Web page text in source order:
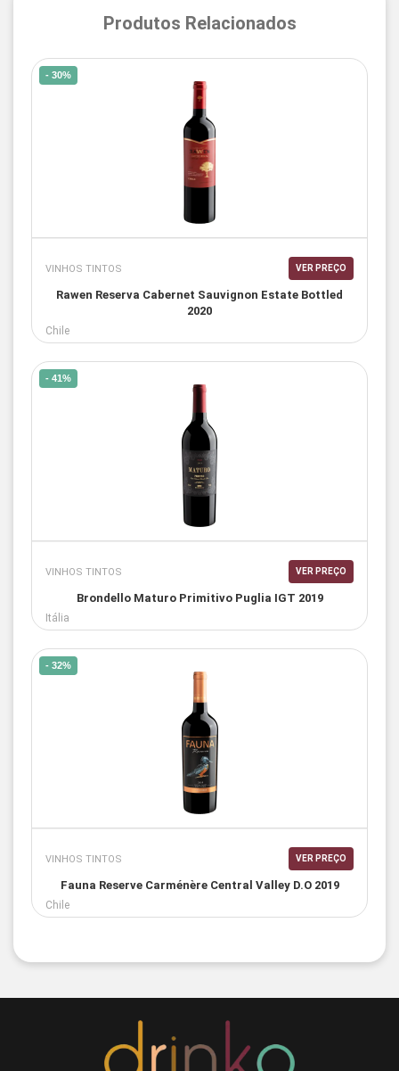
Produtos Relacionados
- 30%
VINHOS TINTOS VER PREÇO
Rawen Reserva Cabernet Sauvignon Estate Bottled
2020
Chile
- 41%
VINHOS TINTOS VER PREÇO
Brondello Maturo Primitivo Puglia IGT 2019
Itália
- 32%
VINHOS TINTOS VER PREÇO
Fauna Reserve Carménère Central Valley D.O 2019
Chile